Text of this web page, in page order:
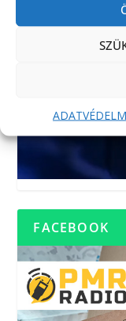
FACEBOOK